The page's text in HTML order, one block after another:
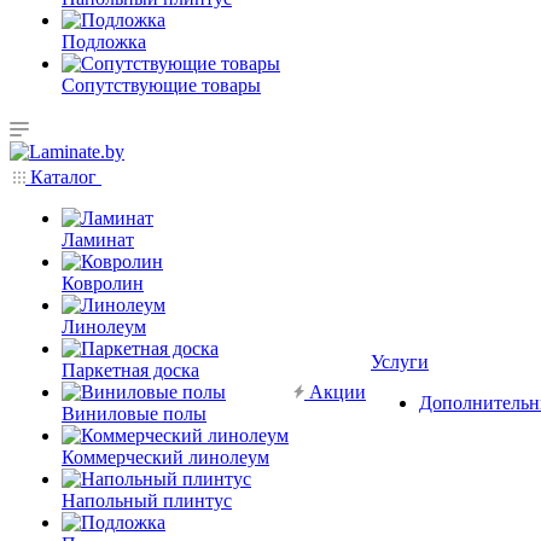
Подложка
Сопутствующие товары
Каталог
Ламинат
Ковролин
Линолеум
Паркетная доска
Виниловые полы
Коммерческий линолеум
Напольный плинтус
Акции
Услуги